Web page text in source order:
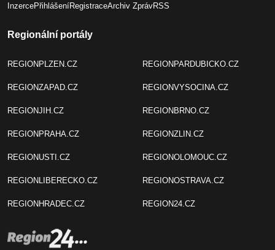
InzercePřihlášeníRegistraceArchiv ZprávRSS
Regionální portály
REGIONPLZEN.CZ
REGIONZAPAD.CZ
REGIONJIH.CZ
REGIONPRAHA.CZ
REGIONUSTI.CZ
REGIONLIBERECKO.CZ
REGIONHRADEC.CZ
REGIONPARDUBICKO.CZ
REGIONVYSOCINA.CZ
REGIONBRNO.CZ
REGIONZLIN.CZ
REGIONOLOMOUC.CZ
REGIONOSTRAVA.CZ
REGION24.CZ